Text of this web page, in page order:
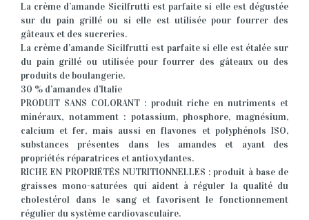
La crème d’amande Sicilfrutti est parfaite si elle est dégustée
sur du pain grillé ou si elle est utilisée pour fourrer des
gâteaux et des sucreries.
La crème d’amande Sicilfrutti est parfaite si elle est étalée sur
du pain grillé ou utilisée pour fourrer des gâteaux ou des
produits de boulangerie.
30 % d’amandes d’Italie
PRODUIT SANS COLORANT : produit riche en nutriments et
minéraux, notamment : potassium, phosphore, magnésium,
calcium et fer, mais aussi en flavones et polyphénols ISO,
substances présentes dans les amandes et ayant des
propriétés réparatrices et antioxydantes.
RICHE EN PROPRIÉTÉS NUTRITIONNELLES : produit à base de
graisses mono-saturées qui aident à réguler la qualité du
cholestérol dans le sang et favorisent le fonctionnement
régulier du système cardiovasculaire.